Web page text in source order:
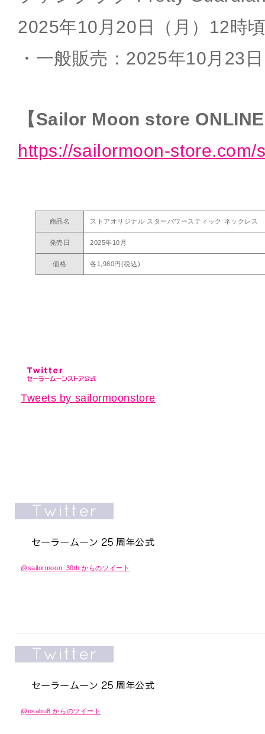
2025年10月20日（月）12時
・一般販売：2025年10月23
【Sailor Moon store
https://sailormoon-store.com/
商品名 ストアオリジナル スターパワースティック ネックレス
発売日 2025年10月
価格 各1,980円(税込)
Tweets by sailormoonstore
@sailormoon_30th からのツイート
@osabu8 からのツイート